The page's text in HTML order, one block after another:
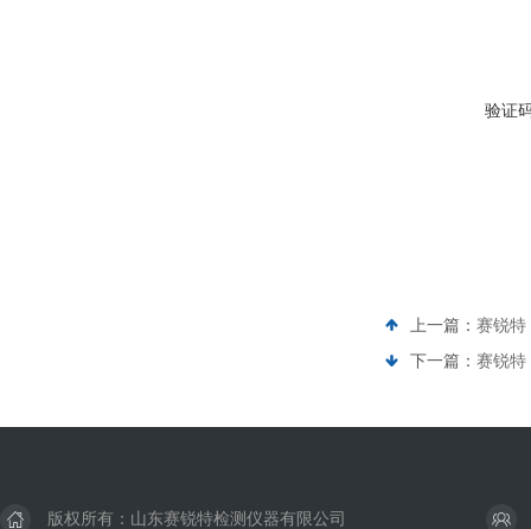
验证
上一篇： 赛锐特
下一篇： 赛锐特
版权所有：山东赛锐特检测仪器有限公司